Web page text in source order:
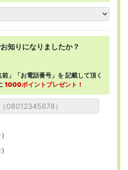
お知りになりましたか？
前」「お電話番号」を 記載して頂く
1000ポイントプレゼント！